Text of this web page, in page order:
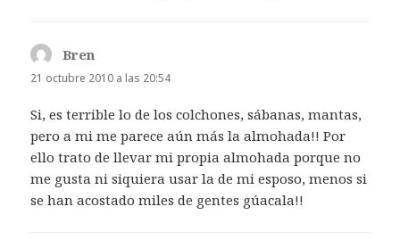
Bren
21 octubre 2010 a las 20:54
Si, es terrible lo de los colchones, sábanas, mantas,
pero a mi me parece aún más la almohada!! Por
ello trato de llevar mi propia almohada porque no
me gusta ni siquiera usar la de mi esposo, menos si
se han acostado miles de gentes gúacala!!